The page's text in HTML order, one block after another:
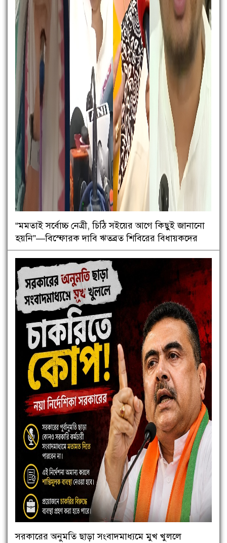
“মমতাই সর্বোচ্চ নেত্রী, চিঠি সইয়ের আগে কিছুই জানানো
হয়নি”—বিস্ফোরক দাবি ঋতব্রত শিবিরের বিধায়কদের
সরকারের অনুমতি ছাড়া সংবাদমাধ্যমে মুখ খুললে